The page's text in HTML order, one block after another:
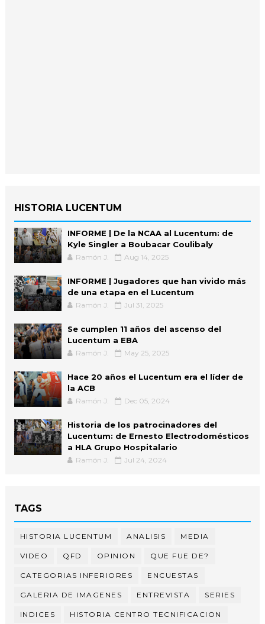
HISTORIA LUCENTUM
INFORME | De la NCAA al Lucentum: de
Kyle Singler a Boubacar Coulibaly
Ramón J. Aug 14, 2025
INFORME | Jugadores que han vivido más
de una etapa en el Lucentum
Ramón J. Jul 31, 2025
Se cumplen 11 años del ascenso del
Lucentum a EBA
Ramón J. May 25, 2025
Hace 20 años el Lucentum era el líder de
la ACB
Ramón J. Dec 05, 2024
Historia de los patrocinadores del
Lucentum: de Ernesto Electrodomésticos
a HLA Grupo Hospitalario
Ramón J. Jul 24, 2024
TAGS
HISTORIA LUCENTUM ANALISIS MEDIA
VIDEO QFD OPINION QUE FUE DE?
CATEGORIAS INFERIORES ENCUESTAS
GALERIA DE IMAGENES ENTREVISTA SERIES
INDICES HISTORIA CENTRO TECNIFICACION